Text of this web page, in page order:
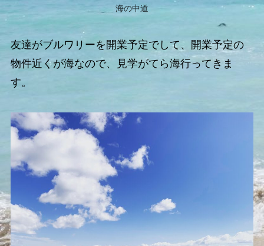
海の中道
友達がブルワリーを開業予定でして、開業予定の
物件近くが海なので、見学がてら海行ってきま
す。